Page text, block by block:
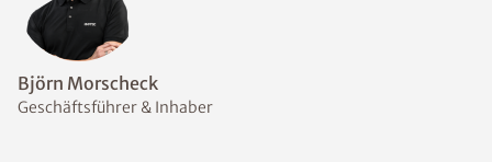
Björn Morscheck
Geschäftsführer & Inhaber